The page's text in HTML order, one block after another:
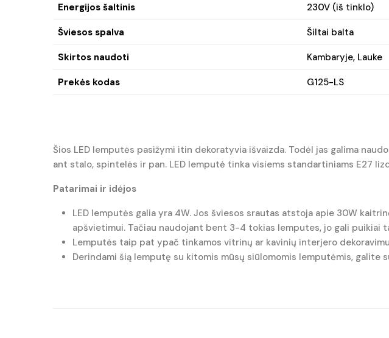
Energijos šaltinis 230V (iš tinklo)
Šviesos spalva Šiltai balta
Skirtos naudoti Kambaryje, Lauke
Prekės kodas G125-LS
Šios LED lemputės pasižymi itin dekoratyvia išvaizda. Todėl jas galima
ant stalo, spintelės ir pan. LED lemputė tinka visiems standartiniams E27
Patarimai ir idėjos
LED lemputės galia yra 4W. Jos šviesos srautas atstoja apie 30W
apšvietimui. Tačiau naudojant bent 3-4 tokias lemputes, jo gali puikiai
Lemputės taip pat ypač tinkamos vitrinų ar kavinių interjero
Derindami šią lemputę su kitomis mūsų siūlomomis lemputėmis,